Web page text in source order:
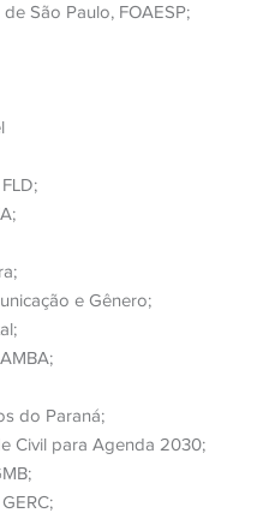
São Paulo, FOAESP;
e Gênero;
do Paraná;
Civil para Agenda 2030;